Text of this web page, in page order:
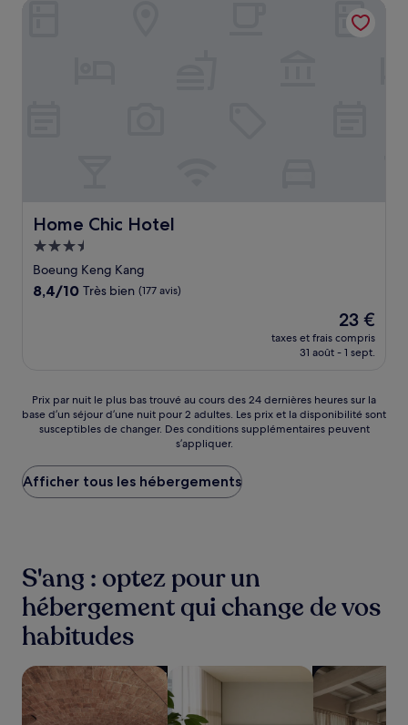
31 €
Home Chic Hotel
Home Chic Hotel
Hébergement
3.5 étoiles
Boeung Keng Kang
8.4
8,4/10 Très bien (177 avis)
Le
nouveau
prix
23 €
23 €
taxes et frais compris
31 août - 1 sept.
Prix
par
nuit
plus
bas
trouvé
heures
sur
la
base
d’un
séjour
d’une
nuit
pour
Prix par nuit le plus bas trouvé au cours des 24 dernières heures sur la
base d’un séjour d’une nuit pour 2 adultes. Les prix et la disponibilité sont
susceptibles de changer. Des conditions supplémentaires peuvent
s’appliquer.
Afficher tous les hébergements
S'ang : optez pour un
hébergement qui change de vos
habitudes
Rechercher des hébergements avec un spa sur place
Rechercher des appart’hôtels
Rechercher